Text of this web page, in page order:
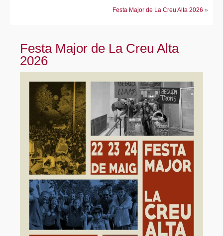
Festa Major de La Creu Alta 2026 »
Festa Major de La Creu Alta
2026